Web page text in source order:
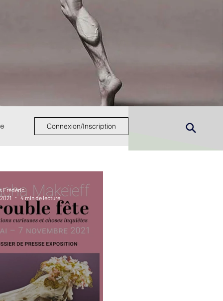
Connexion/Inscription
Frédéric
4 min de lecture